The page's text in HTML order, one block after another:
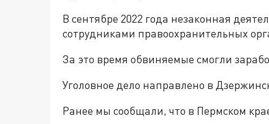
В сентябре 2022 года незаконная
сотрудниками правоохранительных
За это время обвиняемые смогли
Уголовное дело направлено в
Ранее мы сообщали, что в Пермском